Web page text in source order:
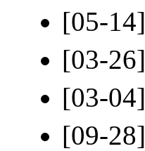
[05-14]
[03-26]
[03-04]
[09-28]